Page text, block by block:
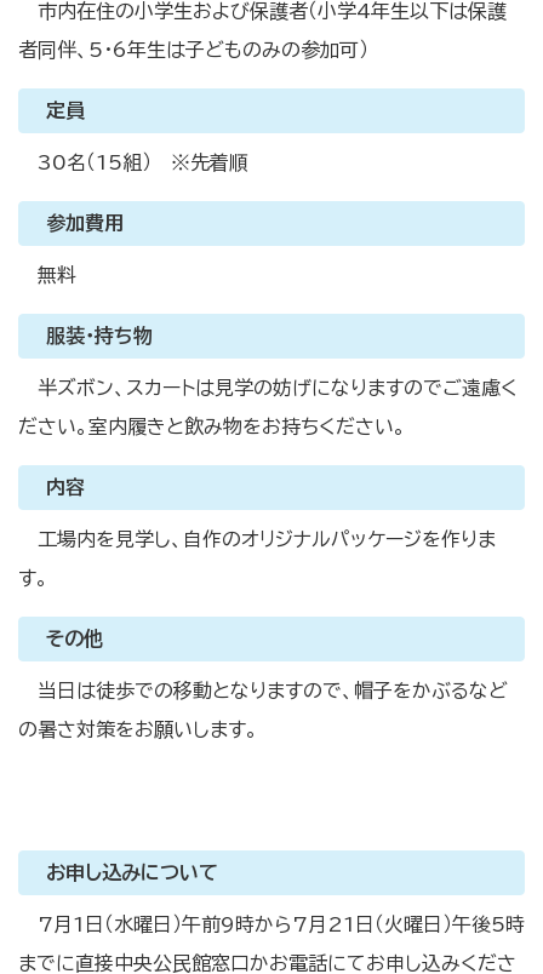
市内在住の小学生および保護者（小学4年生以下は保護
者同伴、5・6年生は子どものみの参加可）
定員
30名（15組） ※先着順
参加費用
無料
服装・持ち物
半ズボン、スカートは見学の妨げになりますのでご遠慮く
ださい。室内履きと飲み物をお持ちください。
内容
工場内を見学し、自作のオリジナルパッケージを作りま
す。
その他
当日は徒歩での移動となりますので、帽子をかぶるなど
の暑さ対策をお願いします。
お申し込みについて
7月1日（水曜日）午前9時から7月21日（火曜日）午後5時
までに直接中央公民館窓口かお電話にてお申し込みくださ